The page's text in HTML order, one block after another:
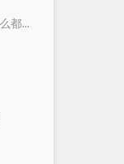
人生的抉择为什么都这么让人无奈？